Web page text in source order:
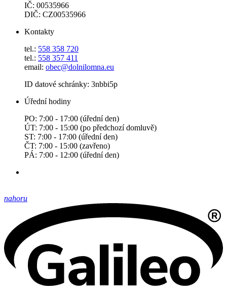
IČ: 00535966
DIČ: CZ00535966
Kontakty
tel.: 558 358 720
tel.: 558 357 411
email: obec@dolnilomna.eu
ID datové schránky: 3nbbi5p
Úřední hodiny
PO: 7:00 - 17:00 (úřední den)
ÚT: 7:00 - 15:00 (po předchozí domluvě)
ST: 7:00 - 17:00 (úřední den)
ČT: 7:00 - 15:00 (zavřeno)
PÁ: 7:00 - 12:00 (úřední den)
nahoru